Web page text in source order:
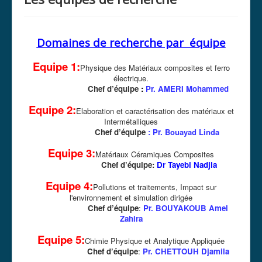
Domaines de recherche par équipe
Equipe 1:Physique des Matériaux composites et ferro
électrique.
Chef d’équipe: Pr. AMERI Mohammed
Equipe 2:Elaboration et caractérisation des matériaux et
Intermétalliques
Chef d’équipe : Pr. Bouayad Linda
Equipe 3:Matériaux Céramiques Composites
Chef d’équipe: Dr Tayebi Nadjia
Equipe 4:Pollutions et traitements, Impact sur
l'environnement et simulation dirigée
Chef d’équipe: Pr. BOUYAKOUB Amel
Zahira
Equipe 5:Chimie Physique et Analytique Appliquée
Chef d’équipe: Pr. CHETTOUH Djamila